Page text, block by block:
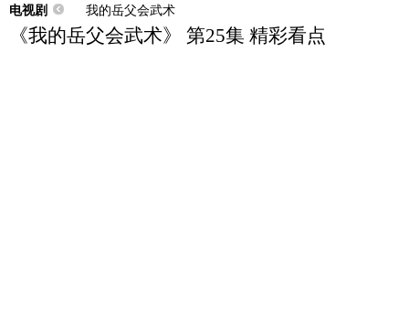
电视剧 我的岳父会武术
《我的岳父会武术》 第25集 精彩看点